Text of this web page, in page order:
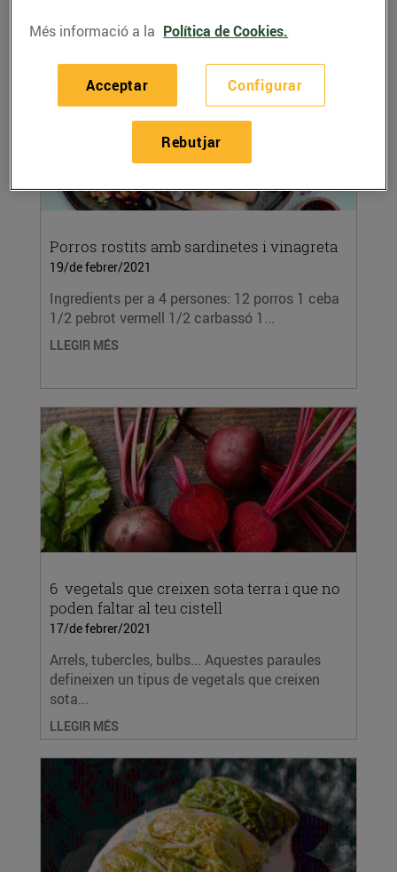
Porros rostits amb sardinetes i vinagreta
19/de febrer/2021
Ingredients per a 4 persones: 12 porros 1 ceba
1/2 pebrot vermell 1/2 carbassó 1...
LLEGIR MÉS
6 vegetals que creixen sota terra i que no
poden faltar al teu cistell
17/de febrer/2021
Arrels, tubercles, bulbs... Aquestes paraules
defineixen un tipus de vegetals que creixen
sota...
LLEGIR MÉS
Més informació a la Política de Cookies.
Configurar
Rebutjar
Acceptar